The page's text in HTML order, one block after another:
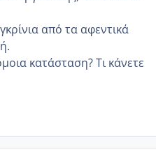
από τα αφεντικά
κατάσταση? Τι κάνετε